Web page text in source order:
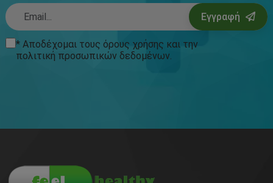
Εγγραφή
* Αποδέχομαι τους όρους χρήσης και την
πολιτική προσωπικών δεδομένων.